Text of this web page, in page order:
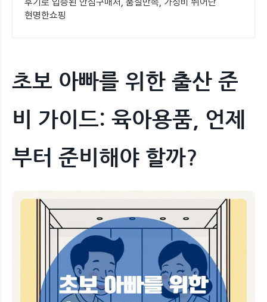
현명한쇼핑
초보 아빠를 위한 출산 준
비 가이드: 육아용품, 언제
부터 준비해야 할까?